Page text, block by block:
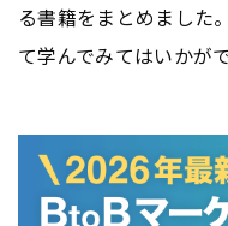
る書籍をまとめました
て学んでみてはいかが